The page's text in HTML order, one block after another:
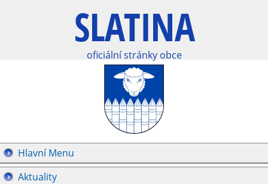
oficiální stránky obce
Hlavní Menu
Aktuality